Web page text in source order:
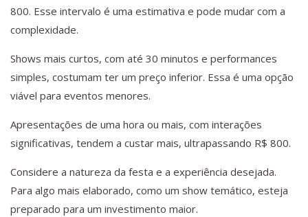
800. Esse intervalo é uma estimativa e pode mudar com a
complexidade.
Shows mais curtos, com até 30 minutos e performances
simples, costumam ter um preço inferior. Essa é uma opção
viável para eventos menores.
Apresentações de uma hora ou mais, com interações
significativas, tendem a custar mais, ultrapassando R$ 800.
Considere a natureza da festa e a experiência desejada.
Para algo mais elaborado, como um show temático, esteja
preparado para um investimento maior.